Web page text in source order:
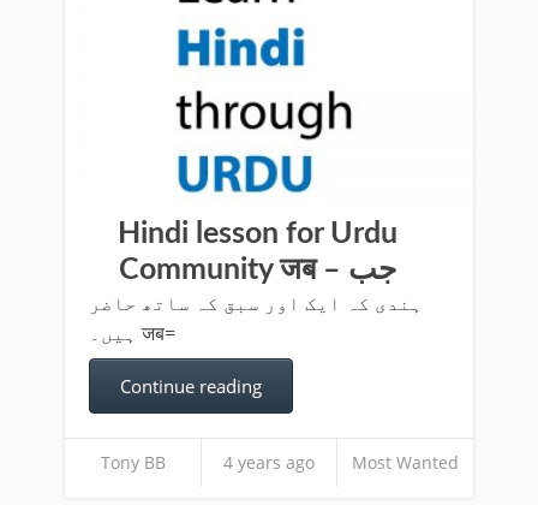
Hindi lesson for Urdu
Community जब – جب
ہندی کہ ایک اور سبق کہ ساتھ حاضر
ہیں۔ जब=
Continue reading
Tony BB 4 years ago Most Wanted